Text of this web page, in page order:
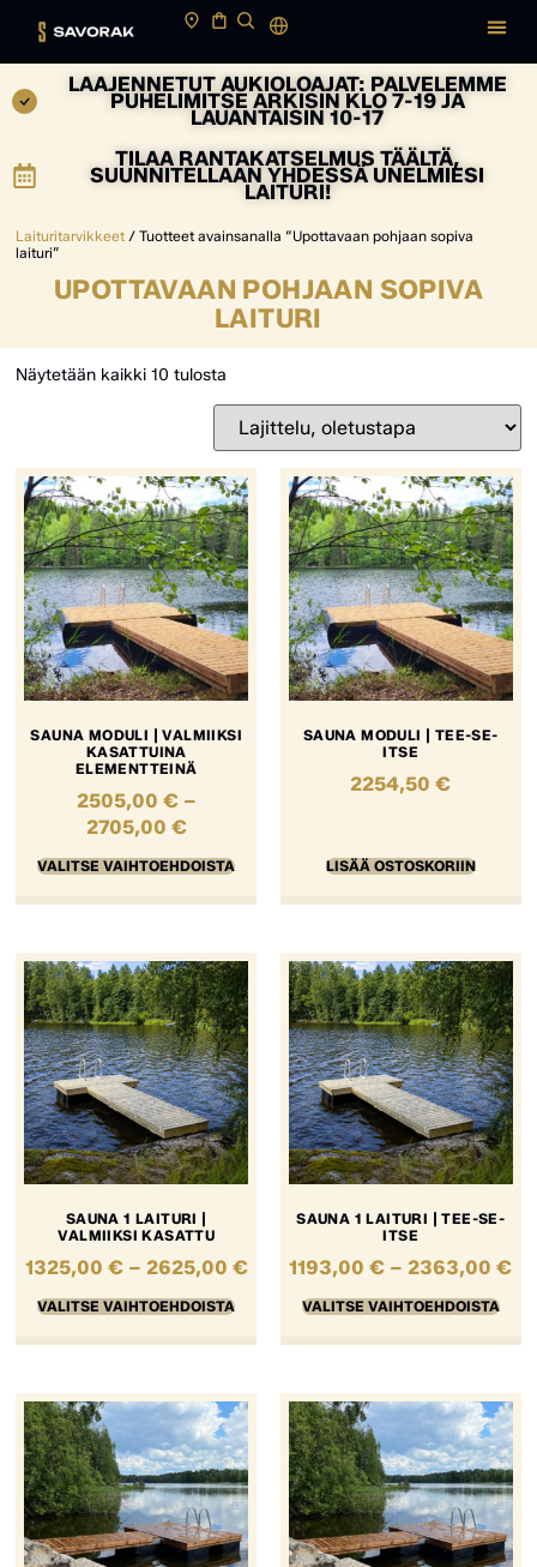
LAAJENNETUT AUKIOLOAJAT: PALVELEMME
PUHELIMITSE ARKISIN KLO 7-19 JA
LAUANTAISIN 10-17
TILAA RANTAKATSELMUS TÄÄLTÄ,
SUUNNITELLAAN YHDESSÄ UNELMIESI
LAITURI!
Laituritarvikkeet / Tuotteet avainsanalla “Upottavaan pohjaan sopiva
laituri”
UPOTTAVAAN POHJAAN SOPIVA
LAITURI
Näytetään kaikki 10 tulosta
SAUNA MODULI | VALMIIKSI
KASATTUINA
ELEMENTTEINÄ
2505,00 € –
2705,00 €
VALITSE VAIHTOEHDOISTA
SAUNA MODULI | TEE-SE-
ITSE
2254,50€
LISÄÄ OSTOSKORIIN
SAUNA 1 LAITURI |
VALMIIKSI KASATTU
1325,00 € – 2625,00 €
VALITSE VAIHTOEHDOISTA
SAUNA 1 LAITURI | TEE-SE-
ITSE
1193,00€ – 2363,00€
VALITSE VAIHTOEHDOISTA